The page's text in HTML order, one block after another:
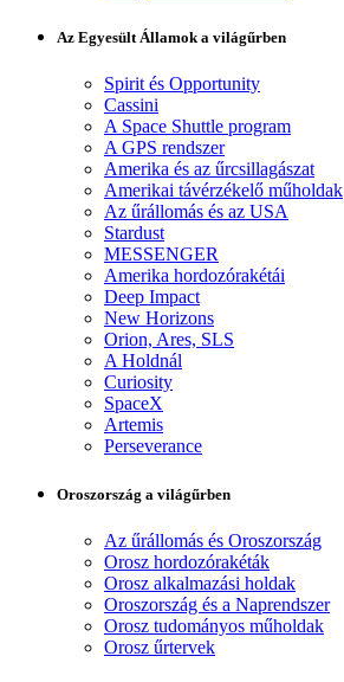
Az Egyesült Államok a világűrben
Spirit és Opportunity
Cassini
A Space Shuttle program
A GPS rendszer
Amerika és az űrcsillagászat
Amerikai távérzékelő műholdak
Az űrállomás és az USA
Stardust
MESSENGER
Amerika hordozórakétái
Deep Impact
New Horizons
Orion, Ares, SLS
A Holdnál
Curiosity
SpaceX
Artemis
Perseverance
Oroszország a világűrben
Az űrállomás és Oroszország
Orosz hordozórakéták
Orosz alkalmazási holdak
Oroszország és a Naprendszer
Orosz tudományos műholdak
Orosz űrtervek